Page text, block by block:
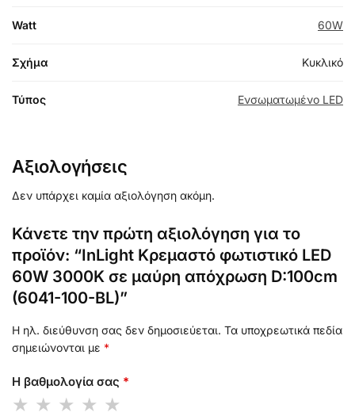
Watt 60W
Σχήμα Κυκλικό
Τύπος Ενσωματωμένο LED
Αξιολογήσεις
Δεν υπάρχει καμία αξιολόγηση ακόμη.
Κάνετε την πρώτη αξιολόγηση για το
προϊόν: “InLight Κρεμαστό φωτιστικό LED
60W 3000K σε μαύρη απόχρωση D:100cm
(6041-100-BL)”
Η ηλ. διεύθυνση σας δεν δημοσιεύεται. Τα υποχρεωτικά πεδία
σημειώνονται με *
Η βαθμολογία σας *